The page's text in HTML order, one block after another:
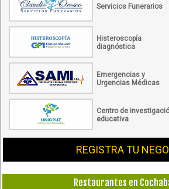
Servicios Funerarios
Histeroscopía
diagnóstica
Emergencias y
Urgencias Médicas
Centro de
educativa
REGISTRA TU
Restaurantes en